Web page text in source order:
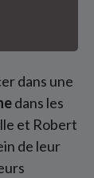
dans une
dans les
et Robert
de leur